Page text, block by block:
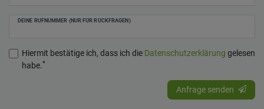
DEINE RUFNUMMER (NUR FÜR RÜCKFRAGEN)
Hiermit bestätige ich, dass ich die Daten­schutz­erklärung gelesen
habe.*
Anfrage senden